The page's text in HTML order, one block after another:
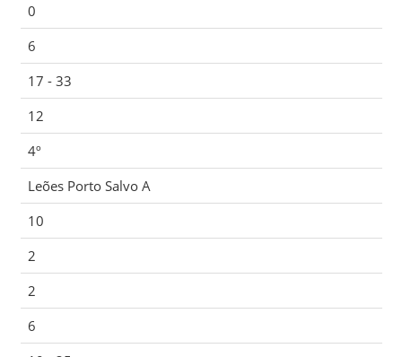
0
6
17 - 33
12
4º
Leões Porto Salvo A
10
2
2
6